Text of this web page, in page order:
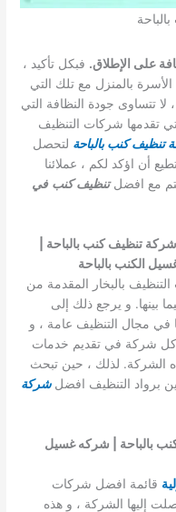
على الإطلاق. فبكل تأكيد ،
بالمنزل مع تلك التي
تتساوى جودة النظافة التي
تقدمها شركات التنظيف
تنظيف كنب بالباحة لتحصل
أن اؤكد لكم ، عملائنا
مع افضلتنظيف كنب في
تنظيف كنب بالباحة |
الكنب بالباحة
بالبخار المقدمة من
بينها. و يرجع ذلك إلى
في مجال التنظيف عامة ، و
كل شركة في تقديم خدمات
الشركة. لذلك ، حين تبحث
برواد التنظيف افضلشركة
بالباحة | شركه غسيل
قائمة افضل شركات
إليها الشركة ، و هذه